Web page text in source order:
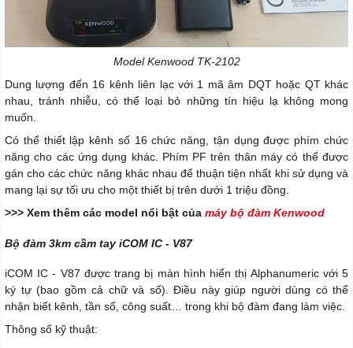
Model Kenwood TK-2102
Dung lượng đến 16 kênh liên lạc với 1 mã âm DQT hoặc QT khác
nhau, tránh nhiễu, có thể loại bỏ những tín hiệu lạ không mong
muốn.
Có thể thiết lập kênh số 16 chức năng, tận dụng được phím chức
năng cho các ứng dụng khác. Phím PF trên thân máy có thể được
gán cho các chức năng khác nhau để thuận tiện nhất khi sử dụng và
mang lại sự tối ưu cho một thiết bị trên dưới 1 triệu đồng.
>>> Xem thêm các model nổi bật của máy bộ đàm Kenwood
Bộ đàm 3km cầm tay iCOM IC - V87
iCOM IC - V87 được trang bị màn hình hiển thị Alphanumeric với 5
ký tự (bao gồm cả chữ và số). Điều này giúp người dùng có thể
nhận biết kênh, tần số, công suất… trong khi bộ đàm đang làm việc.
Thông số kỹ thuật: